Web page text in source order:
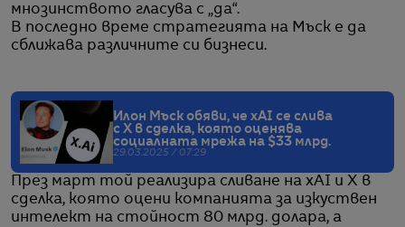
мнозинството гласува с „да“.
В последно време стратегията на Мъск е да
сближава различните си бизнеси.
Илон Мъск обяви, че xAI се слива
с X в сделка, която оценява
социалната мрежа на $33 млрд.
29.03.2025 / 07:29
През март той реализира сливане на xAI и X в
сделка, която оцени компанията за изкуствен
интелект на стойност 80 млрд. долара, а